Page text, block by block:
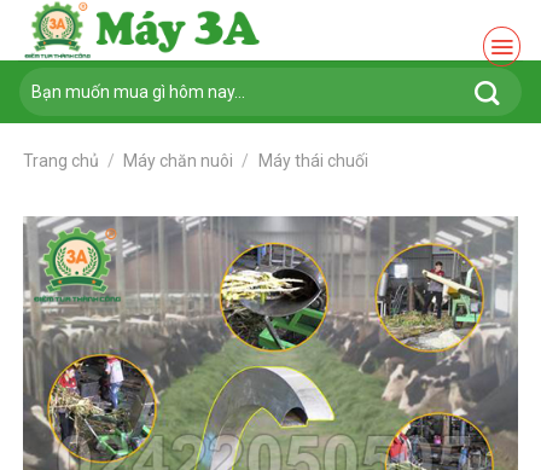
Chuyển
nội
dung
Tìm
kiếm:
Trang chủ / Máy chăn nuôi / Máy thái chuối